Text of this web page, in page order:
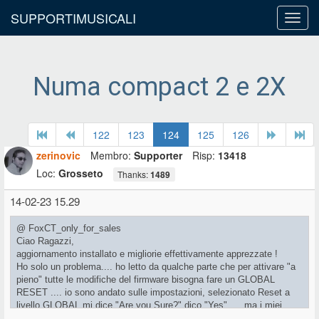
SUPPORTIMUSICALI
Numa compact 2 e 2X
122 123 124 125
126
zerinovic
Membro: Supporter Risp: 13418
Loc: Grosseto Thanks:1489
14-02-23 15.29
@ FoxCT_only_for_sales
Ciao Ragazzi,
aggiornamento installato e migliorie effettivamente apprezzate !
Ho solo un problema.... ho letto da qualche parte che per attivare "a
pieno" tutte le modifiche del firmware bisogna fare un GLOBAL
RESET .... io sono andato sulle impostazioni, selezionato Reset a
livello GLOBAL mi dice "Are you Sure?" dico "Yes" .... ma i miei